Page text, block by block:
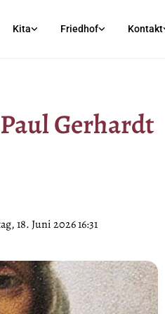
Kita Friedhof Kontakt
Gerhardt
18. Juni 2026 16:31